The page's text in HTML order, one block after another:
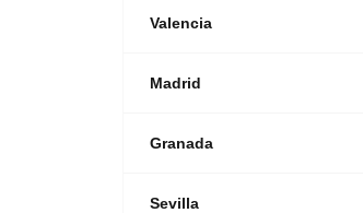
Valencia
Madrid
Granada
Sevilla